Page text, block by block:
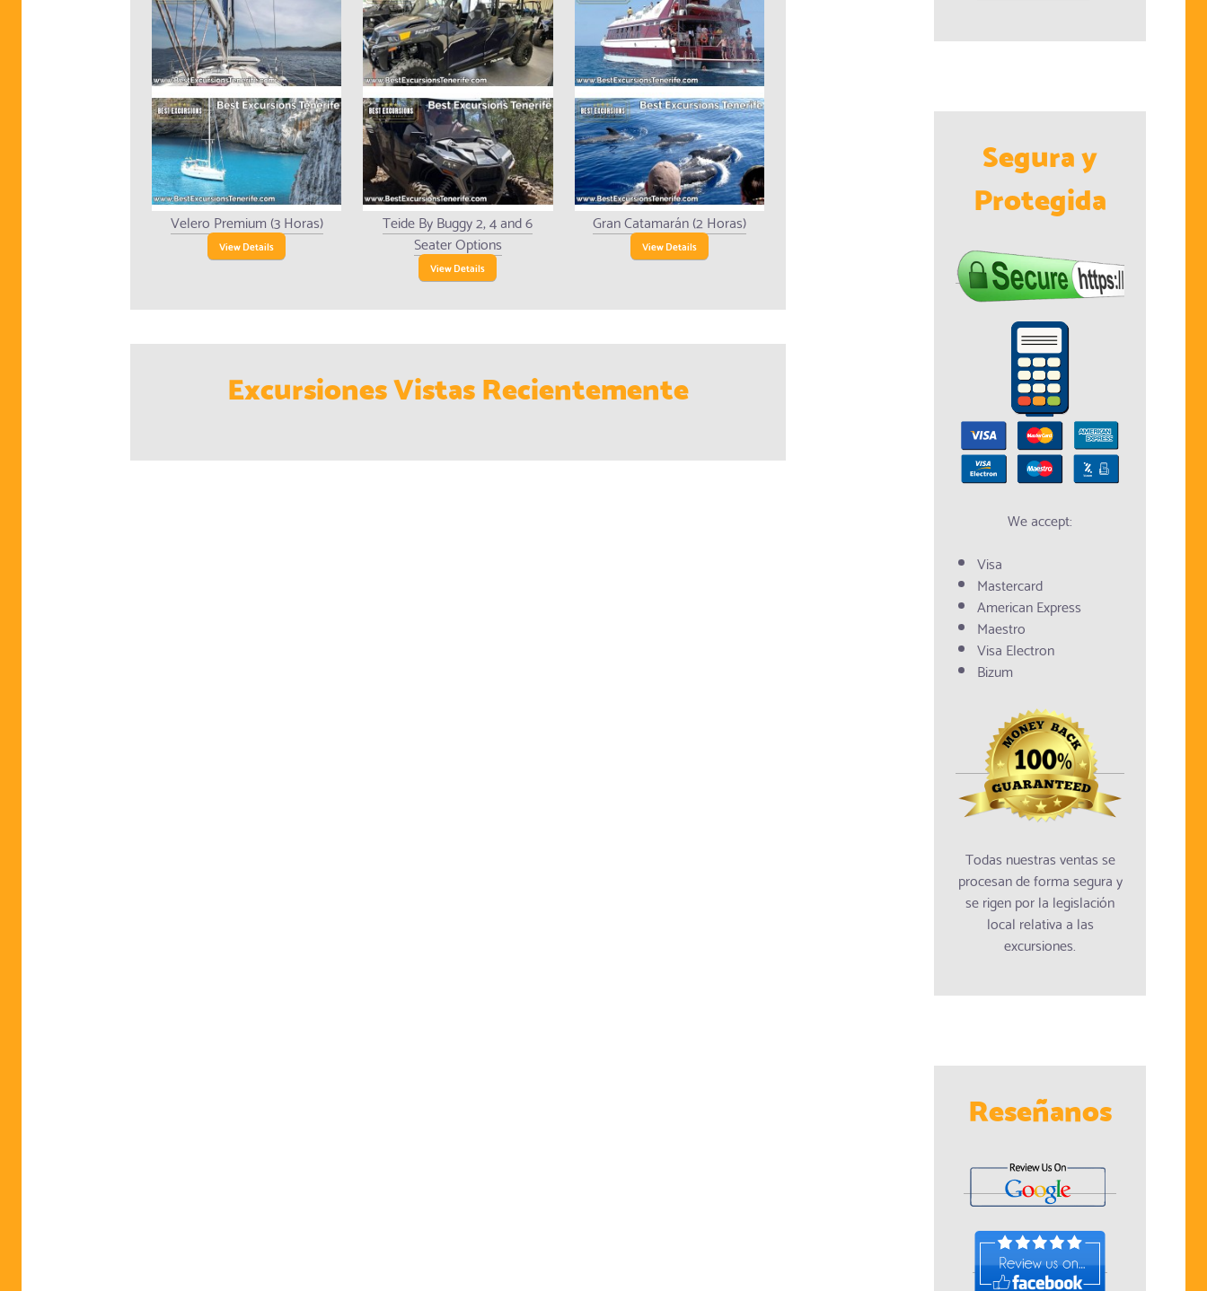
Velero Premium (3 Horas)
View Details
Teide By Buggy 2, 4 and 6
Seater Options
View Details
Gran Catamarán (2 Horas)
View Details
Excursiones Vistas Recientemente
Segura y
Protegida
We accept:
Visa
Mastercard
American Express
Maestro
Visa Electron
Bizum
Todas nuestras ventas se
procesan de forma segura y
se rigen por la legislación
local relativa a las
excursiones.
Reseñanos